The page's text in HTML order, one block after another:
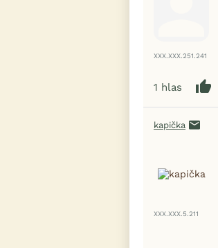
XXX.XXX.251.241
1 hlas
kapička
XXX.XXX.5.211